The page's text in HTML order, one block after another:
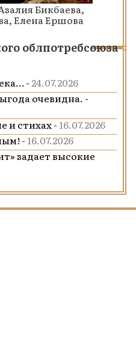
Бикбаева,
Елена Ершова
облпотребсоюза
- 24.07.2026
очевидна. -
и стихах - 16.07.2026
- 16.07.2026
задает высокие